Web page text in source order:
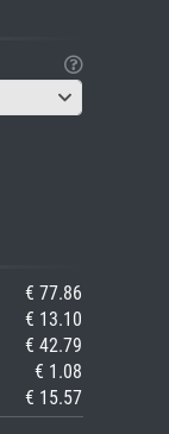
€ 77.86
€ 13.10
€ 42.79
€ 1.08
€ 15.57